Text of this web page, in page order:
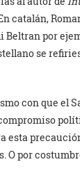
catalán,
Beltran por
se
con que el
esta
O por